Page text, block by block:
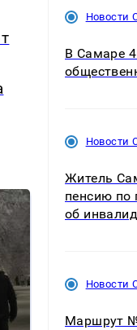
Новости
В Самаре 4
Новости
Житель
пенсию по
об
Новости
Маршрут